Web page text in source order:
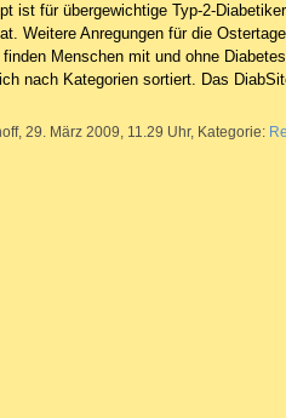
ist für übergewichtige Typ-2-
Weitere Anregungen für die
finden Menschen mit und ohne
nach Kategorien sortiert. Das
29. März 2009, 11.29 Uhr, Kategorie: